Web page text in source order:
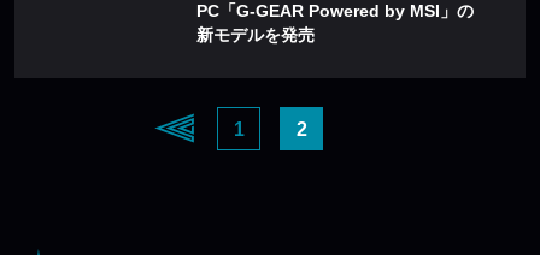
PC「G-GEAR Powered by MSI」の
新モデルを発売
1 2